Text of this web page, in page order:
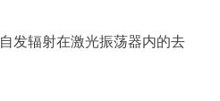
发辐射在激光振荡器内的去